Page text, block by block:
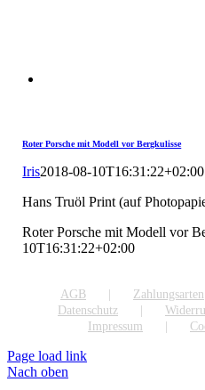
Roter Porsche mit Modell vor Bergkulisse
Iris2018-08-10T16:31:22+02:00
Hans Truöl Print (auf
Roter Porsche mit Modell vor
10T16:31:22+02:00
AGB Zahlungsarten
Datenschutz
Impressum
Page load link
Nach oben